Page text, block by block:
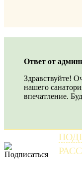
Ответ от
Здравствуйте!
нашего
впечатление.